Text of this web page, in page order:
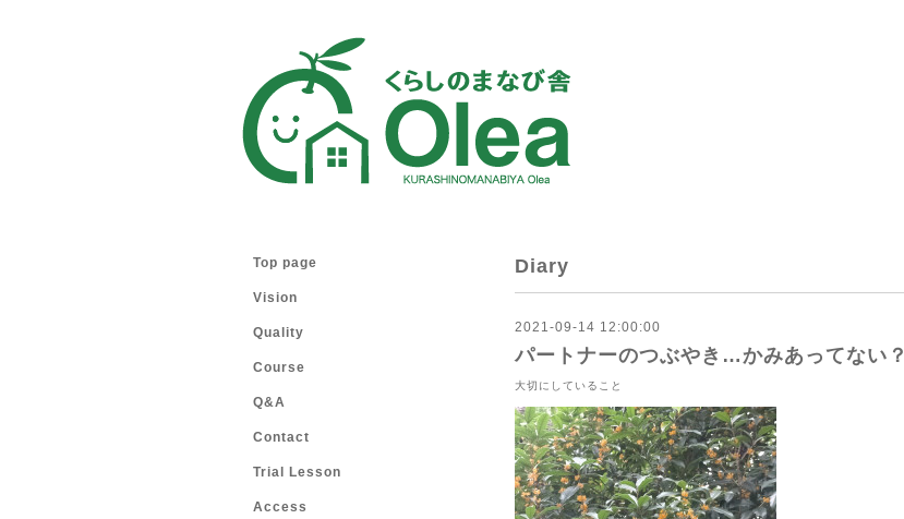
Diary
2021-09-14 12:00:00
パートナーのつぶやき…かみあってない？
大切にしていること
Top page
Vision
Quality
Course
Q&A
Contact
Trial Lesson
Access